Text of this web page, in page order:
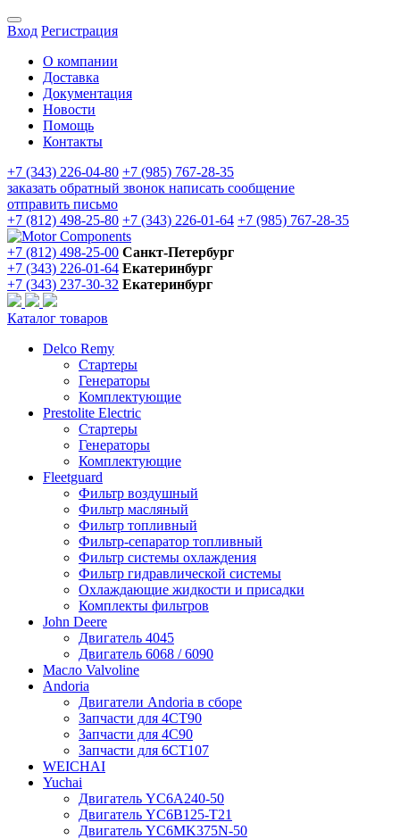
Вход Регистрация
О компании
Доставка
Документация
Новости
Помощь
Контакты
+7 (343) 226-04-80 +7 (985) 767-28-35
заказать обратный звонок написать сообщение
отправить письмо
+7 (812) 498-25-80 +7 (343) 226-01-64 +7 (985) 767-28-35
+7 (812) 498-25-00 Санкт-Петербург
+7 (343) 226-01-64 Екатеринбург
+7 (343) 237-30-32 Екатеринбург
Каталог товаров
Delco Remy
Стартеры
Генераторы
Комплектующие
Prestolite Electric
Стартеры
Генераторы
Комплектующие
Fleetguard
Фильтр воздушный
Фильтр масляный
Фильтр топливный
Фильтр-сепаратор топливный
Фильтр системы охлаждения
Фильтр гидравлической системы
Охлаждающие жидкости и присадки
Комплекты фильтров
John Deere
Двигатель 4045
Двигатель 6068 / 6090
Масло Valvoline
Andoria
Двигатели Andoria в сборе
Запчасти для 4CT90
Запчасти для 4С90
Запчасти для 6CT107
WEICHAI
Yuchai
Двигатель YC6A240-50
Двигатель YC6B125-T21
Двигатель YC6MK375N-50